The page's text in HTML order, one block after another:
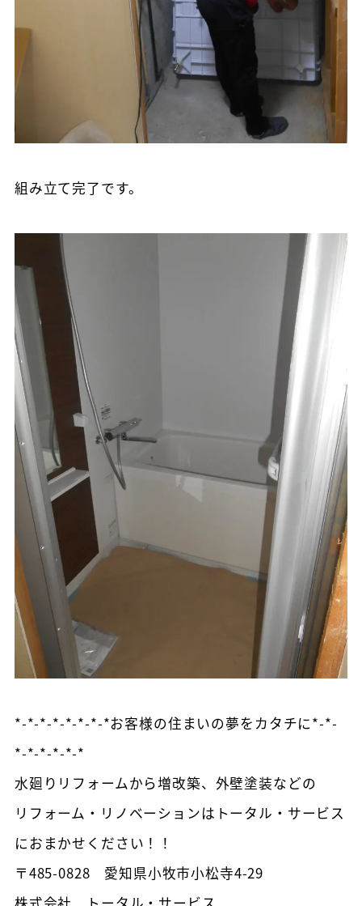
組み立て完了です。
*-*-*-*-*-*-*-*お客様の住まいの夢をカタチに*-*-
*-*-*-*-*-*
水廻りリフォームから増改築、外壁塗装などの
リフォーム・リノベーションはトータル・サービス
におまかせください！！
〒485-0828 愛知県小牧市小松寺4-29